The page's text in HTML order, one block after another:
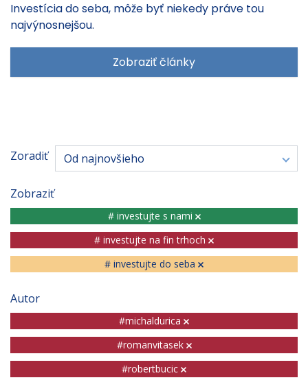
Investícia do seba, môže byť niekedy práve tou
najvýnosnejšou.
Zobraziť články
Zoradiť Od najnovšieho
Zobraziť
# investujte s nami
# investujte na fin trhoch
# investujte do seba
Autor
#michaldurica
#romanvitasek
#robertbucic